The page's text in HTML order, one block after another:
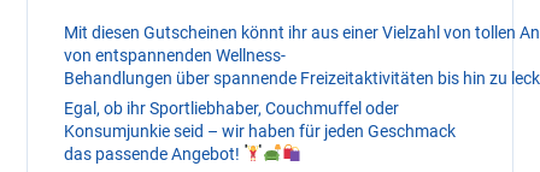
Mit diesen Gutscheinen könnt ihr aus einer Vielzahl von tollen
von entspannenden Wellness-
Behandlungen über spannende Freizeitaktivitäten bis hin zu
Egal, ob ihr Sportliebhaber, Couchmuffel oder
Konsumjunkie seid – wir haben für jeden Geschmack
das passende Angebot!